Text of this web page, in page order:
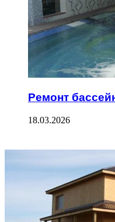
Ремонт
18.03.2026